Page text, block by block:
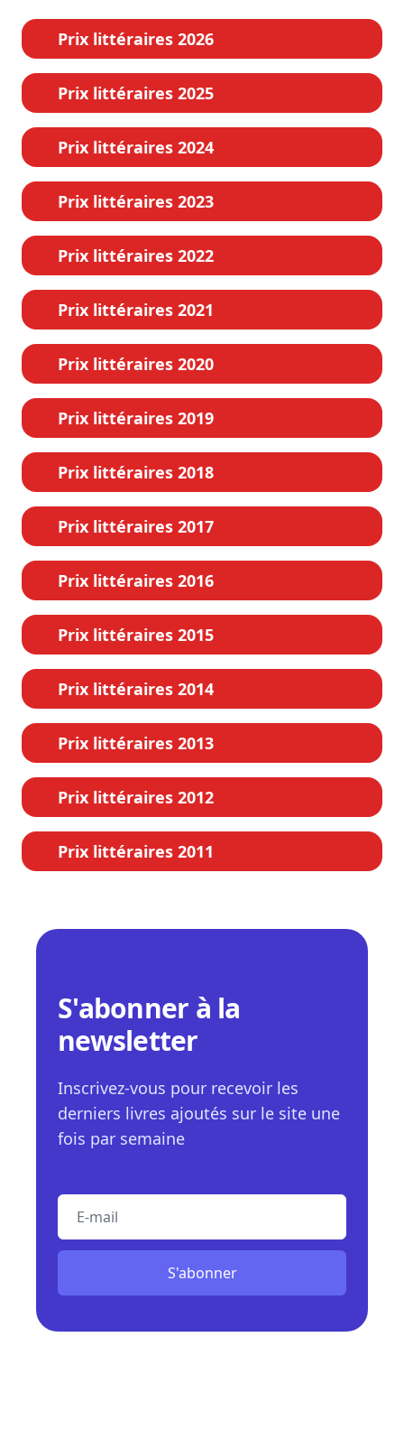
Prix littéraires 2026
Prix littéraires 2025
Prix littéraires 2024
Prix littéraires 2023
Prix littéraires 2022
Prix littéraires 2021
Prix littéraires 2020
Prix littéraires 2019
Prix littéraires 2018
Prix littéraires 2017
Prix littéraires 2016
Prix littéraires 2015
Prix littéraires 2014
Prix littéraires 2013
Prix littéraires 2012
Prix littéraires 2011
S'abonner à la
newsletter
Inscrivez-vous pour recevoir les
derniers livres ajoutés sur le site une
fois par semaine
S'abonner